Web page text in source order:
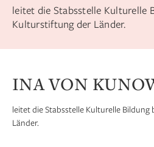
leitet die Stabsstelle Kulturelle
Kulturstiftung der Länder.
INA VON
leitet die Stabsstelle Kulturelle
Länder.